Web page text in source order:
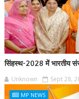
सिंहस्थ-2028 में भारतीय
Unknown Sept 28,
MP NEWS